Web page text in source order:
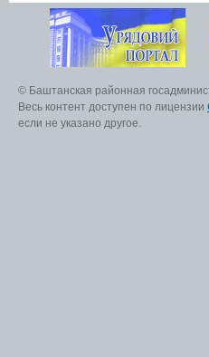
© Баштанская районная
Весь контент доступен по лицензии
если не указано другое.